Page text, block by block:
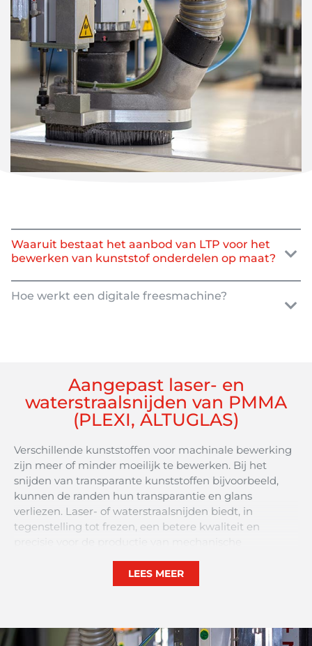
ontworpen om met de nodige precisie en kracht
bewerkingen of andere repetitieve taken uit te voeren.
Het is een productiemiddel dat is ontworpen om een
vast, beweegbaar of roterend werktuig vast te houden
en het in beweging te brengen, teneinde een werkstuk
of samenstel dat op een vaste of beweegbare tafel is
bevestigd, te bewerken of te vervormen. »
(Source Wikipédia)
Waaruit bestaat het aanbod van LTP voor het
bewerken van kunststof onderdelen op maat?
Hoe werkt een digitale freesmachine?
Aangepast laser- en
waterstraalsnijden van PMMA
(PLEXI, ALTUGLAS)
Verschillende kunststoffen voor machinale bewerking
zijn meer of minder moeilijk te bewerken. Bij het
snijden van transparante kunststoffen bijvoorbeeld,
kunnen de randen hun transparantie en glans
verliezen. Laser- of waterstraalsnijden biedt, in
tegenstelling tot frezen, een betere kwaliteit en
beschermende omhulsels. Deze bewerkingsmethode
wordt hoofdzakelijk gebruikt voor de bewerking van
vereisen.
LEES MEER